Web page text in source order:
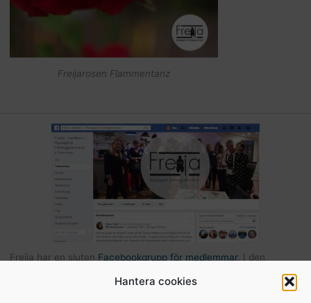
Hantera cookies
Freijarosen Flammentanz
Freija har en sluten Facebookgrupp för medlemmar. I den
gruppen kan du som är medlem kommunicera med andra Freijor,
ställa frågor, tipsa varandra etc… Här hittar du också bilder och